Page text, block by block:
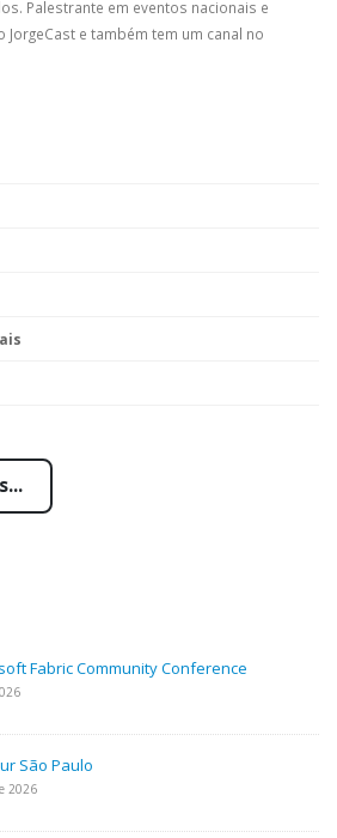
Fabric Community Conference
São Paulo
2026
Palestrante em eventos nacionais e
e também tem um canal no